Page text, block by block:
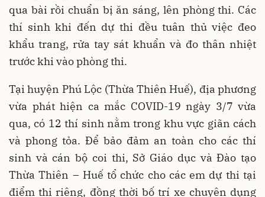
qua bài rồi chuẩn bị ăn sáng, lên phòng thi. Các
thí sinh khi đến dự thi đều tuân thủ việc đeo
khẩu trang, rửa tay sát khuẩn và đo thân nhiệt
trước khi vào phòng thi.
Tại huyện Phú Lộc (Thừa Thiên Huế), địa phương
vừa phát hiện ca mắc COVID-19 ngày 3/7 vừa
qua, có 12 thí sinh nằm trong khu vực giãn cách
và phong tỏa. Để bảo đảm an toàn cho các thí
sinh và cán bộ coi thi, Sở Giáo dục và Đào tạo
Thừa Thiên – Huế tổ chức cho các em dự thi tại
điểm thi riêng, đồng thời bố trí xe chuyên dụng